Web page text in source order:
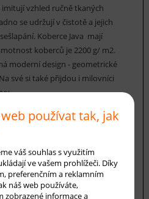
imitují vzhled ručně tkaných
se udržují v čistotě a jejich
Koberce Java mají
koberců je 2200 g/ m2.
moderní design - geometrické
své si také přijdou i milovníci
smetanová
koberce, aby se zabránilo jejich
za 12-18 měsíců je možné
čištěním.
používat tak, jak
váš souhlas s využitím
ve vašem prohlížeči. Díky
preferenčním a reklamním
náš web používáte,
zobrazené informace a